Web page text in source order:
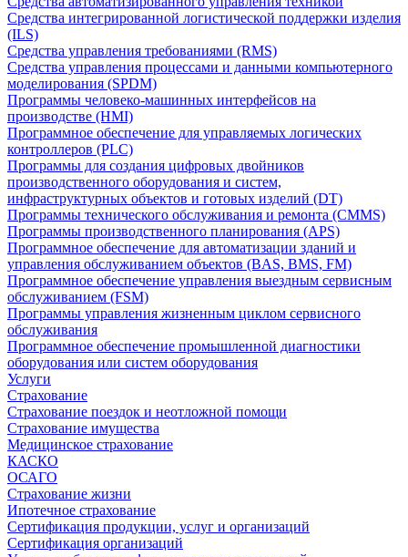
Средства интегрированной логистической поддержки изделия
(ILS)
Средства управления требованиями (RMS)
Средства управления процессами и данными компьютерного
моделирования (SPDM)
Программы человеко-машинных интерфейсов на
производстве (HMI)
Программное обеспечение для управляемых логических
контроллеров (PLC)
Программы для создания цифровых двойников
производственного оборудования и систем,
инфраструктурных объектов и готовых изделий (DT)
Программы технического обслуживания и ремонта (CMMS)
Программы производственного планирования (APS)
Программное обеспечение для автоматизации зданий и
управления обслуживанием объектов (BAS, BMS, FM)
Программное обеспечение управления выездным сервисным
обслуживанием (FSM)
Программы управления жизненным циклом сервисного
обслуживания
Программное обеспечение промышленной диагностики
оборудования или систем оборудования
Услуги
Страхование
Страхование поездок и неотложной помощи
Страхование имущества
Медицинское страхование
КАСКО
ОСАГО
Страхование жизни
Ипотечное страхование
Сертификация продукции, услуг и организаций
Сертификация организаций